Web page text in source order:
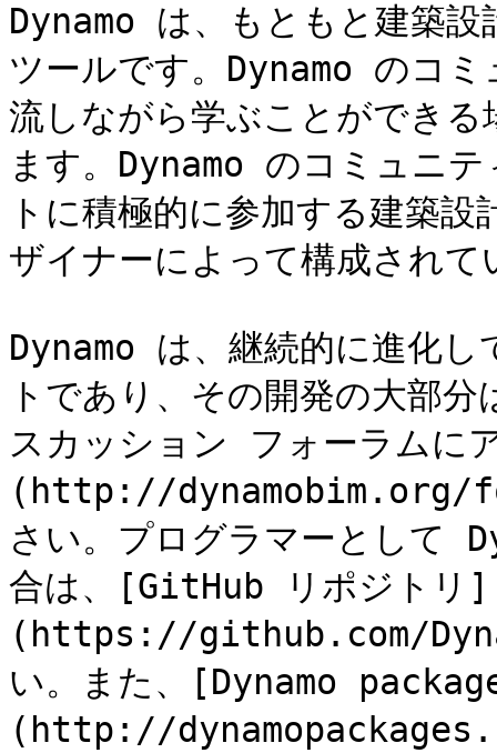
Dynamo は、もともと建築
ツールです。Dynamo のコ
流しながら学ぶことができ
ます。Dynamo のコミュニ
トに積極的に参加する建築
ザイナーによって構成されて
Dynamo は、継続的に進化
トであり、その開発の大部
スカッション フォーラムに
(http://dynamobim.org/
さい。プログラマーとして
合は、[GitHub リポジトリ]
(https://github.com/
い。また、[Dynamo
(http://